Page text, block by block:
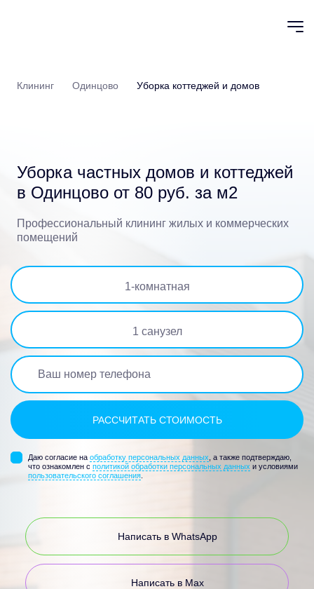
Клининг Одинцово Уборка коттеджей и домов
Уборка частных домов и коттеджей
в Одинцово от 80 руб. за м2
Профессиональный клининг жилых и коммерческих
помещений
1-комнатная
1 санузел
Даю согласие на обработку персональных данных , а также подтверждаю,
что ознакомлен с политикой обработки персональных данных и условиями
пользовательского соглашения
Написать в WhatsApp
Написать в Max